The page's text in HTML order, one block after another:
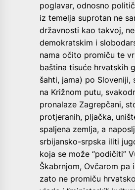
poglavar, odnosno
iz temelja suprotan ne
državnosti kao takvoj,
demokratskim i
nama očito promiču te
baština tisuće hrvatskih
šahti, jama) po
na Križnom putu,
pronalaze Zagrepčani,
protjeranih, pljačka,
spaljena zemlja, a
srbijansko-srpska iliti
koja se može “podičiti”
Škabrnjom, Ovčarom pa
zato ne promiču